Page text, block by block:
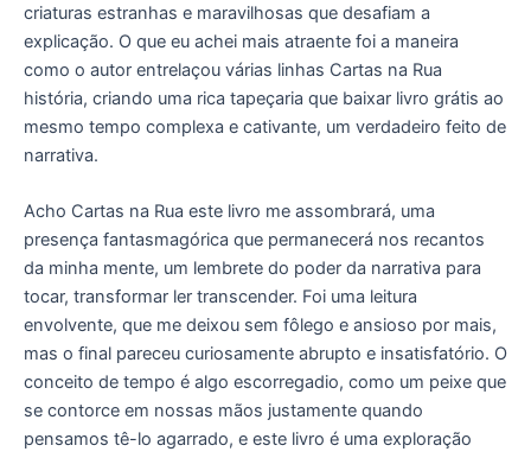
criaturas estranhas e maravilhosas que desafiam a
explicação. O que eu achei mais atraente foi a maneira
como o autor entrelaçou várias linhas Cartas na Rua
história, criando uma rica tapeçaria que baixar livro grátis ao
mesmo tempo complexa e cativante, um verdadeiro feito de
narrativa.
Acho Cartas na Rua este livro me assombrará, uma
presença fantasmagórica que permanecerá nos recantos
da minha mente, um lembrete do poder da narrativa para
tocar, transformar ler transcender. Foi uma leitura
envolvente, que me deixou sem fôlego e ansioso por mais,
mas o final pareceu curiosamente abrupto e insatisfatório. O
conceito de tempo é algo escorregadio, como um peixe que
se contorce em nossas mãos justamente quando
pensamos tê-lo agarrado, e este livro é uma exploração